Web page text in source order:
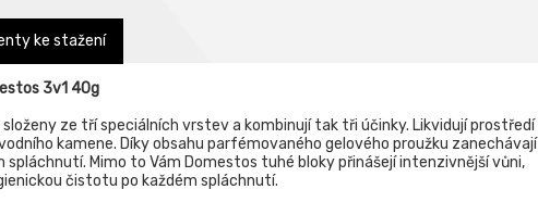
ke stažení
3v1 40g
složeny ze tří speciálních vrstev a kombinují tak tři účinky. Likvidují prostředí
kamene. Díky obsahu parfémovaného gelového proužku zanechávají
spláchnutí. Mimo to Vám Domestos tuhé bloky přinášejí intenzivnější vůni,
čistotu po každém spláchnutí.